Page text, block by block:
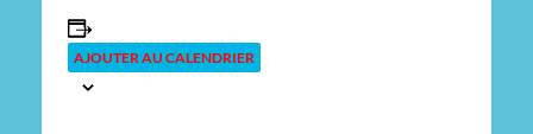
AJOUTER AU CALENDRIER